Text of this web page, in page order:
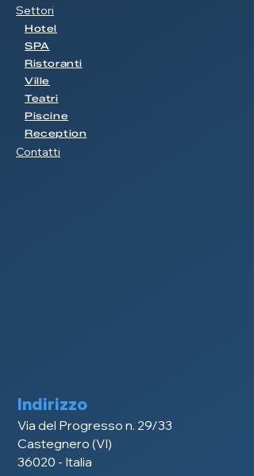
Settori
Hotel
SPA
Ristoranti
Ville
Teatri
Piscine
Reception
Contatti
Indirizzo
Via del Progresso n. 29/33
Castegnero (VI)
36020 - Italia